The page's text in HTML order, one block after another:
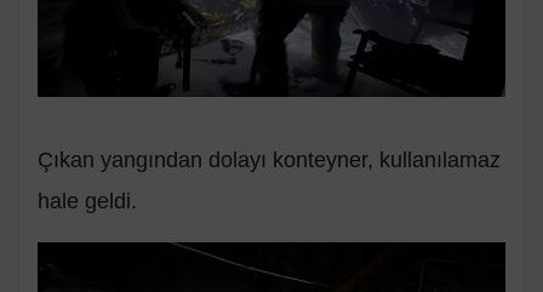
Çıkan yangından dolayı konteyner, kullanılamaz
hale geldi.